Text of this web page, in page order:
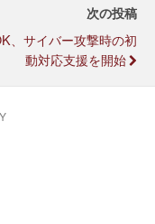
次の投稿
、サイバー攻撃時の初
動対応支援を開始